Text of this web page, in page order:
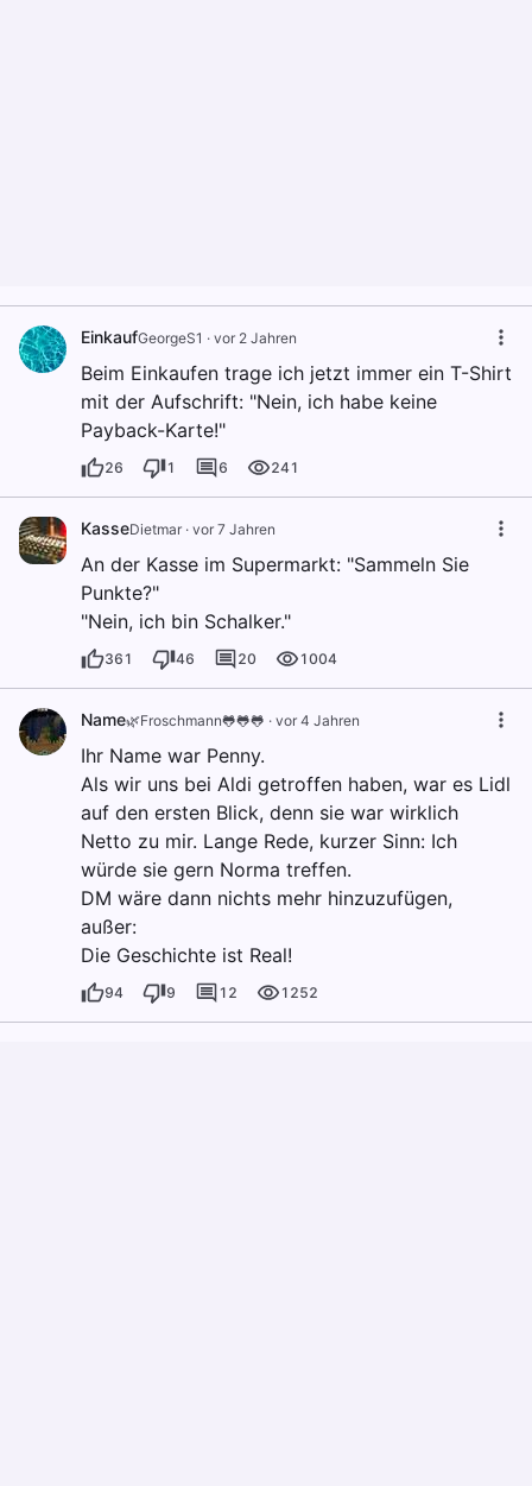
EinkaufGeorgeS1 · vor 2 Jahren
Beim Einkaufen trage ich jetzt immer ein T-Shirt
mit der Aufschrift: "Nein, ich habe keine
Payback-Karte!"
26 1 6 241
KasseDietmar · vor 7 Jahren
An der Kasse im Supermarkt: "Sammeln Sie
Punkte?"
"Nein, ich bin Schalker."
361 46 20 1004
Name🌿Froschmann🐸🐸🐸 · vor 4 Jahren
Ihr Name war Penny.
Als wir uns bei Aldi getroffen haben, war es Lidl
auf den ersten Blick, denn sie war wirklich
Netto zu mir. Lange Rede, kurzer Sinn: Ich
würde sie gern Norma treffen.
DM wäre dann nichts mehr hinzuzufügen,
außer:
Die Geschichte ist Real!
94 9 12 1252